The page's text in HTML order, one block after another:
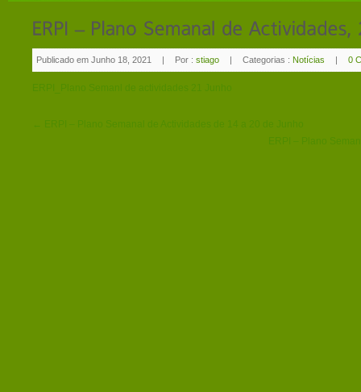
Publicado em Junho 18, 2021 | Por : stiago | Categorias : Notícias | 0
ERPI_Plano Semanl de actividades 21 Junho
← ERPI – Plano Semanal de Actividades de 14 a 20 de Junho